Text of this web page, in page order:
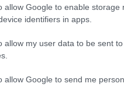
allow Google to enable
identifiers in apps.
allow my user data to be sent
allow Google to send me
éppen megfelelő
ÉS